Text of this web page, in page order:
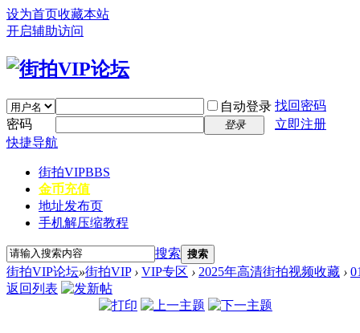
设为首页收藏本站
开启辅助访问
自动登录 找回密码
密码
登录
立即注册
快捷导航
街拍VIPBBS
金币充值
地址发布页
手机解压缩教程
搜索 搜索
街拍VIP论坛»街拍VIP › VIP专区 › 2025年高清街拍视频收藏 ›
返回列表